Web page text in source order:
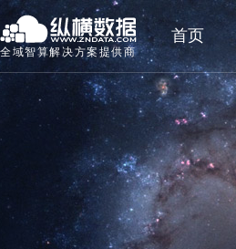
全域智算解决方案提供商
首页